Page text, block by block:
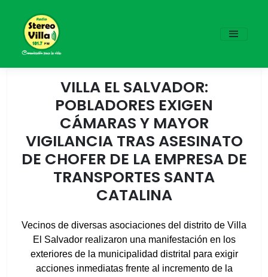
VILLA EL SALVADOR:
POBLADORES EXIGEN
CÁMARAS Y MAYOR
VIGILANCIA TRAS ASESINATO
DE CHOFER DE LA EMPRESA DE
TRANSPORTES SANTA
CATALINA
Vecinos de diversas asociaciones del distrito de Villa
El Salvador realizaron una manifestación en los
exteriores de la municipalidad distrital para exigir
acciones inmediatas frente al incremento de la